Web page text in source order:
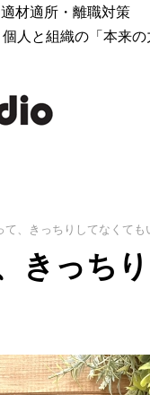
材適所・離職対策
人と組織の「本来の
て、きっちりしてなくても
きっち